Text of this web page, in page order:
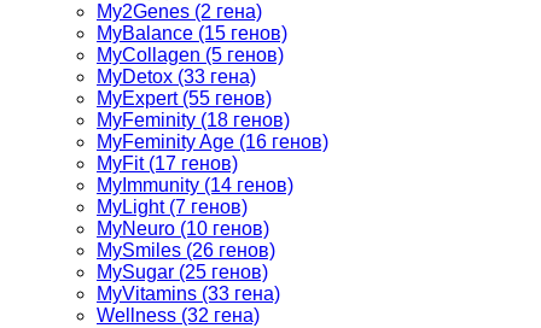
My2Genes (2 гена)
MyBalance (15 генов)
MyCollagen (5 генов)
MyDetox (33 гена)
MyExpert (55 генов)
MyFeminity (18 генов)
MyFeminity Age (16 генов)
MyFit (17 генов)
MyImmunity (14 генов)
MyLight (7 генов)
MyNeuro (10 генов)
MySmiles (26 генов)
MySugar (25 генов)
MyVitamins (33 гена)
Wellness (32 гена)